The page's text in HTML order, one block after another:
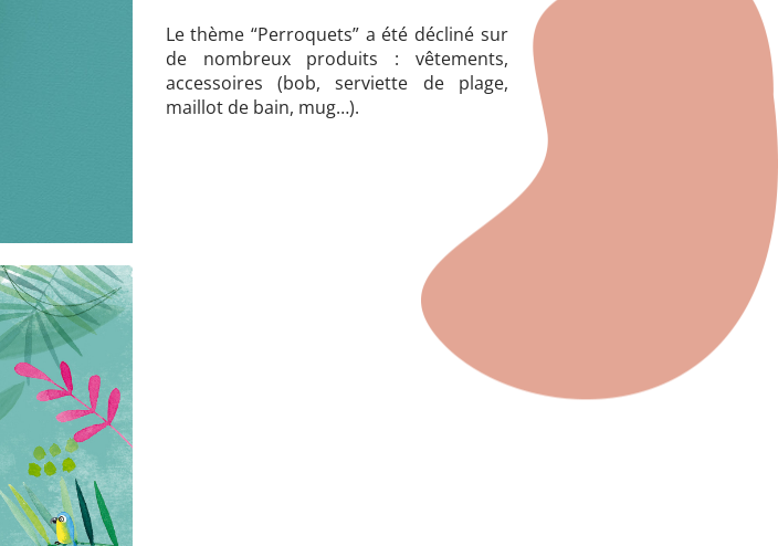
Le thème “Perroquets” a été décliné sur
de nombreux produits : vêtements,
accessoires (bob, serviette de plage,
maillot de bain, mug…).